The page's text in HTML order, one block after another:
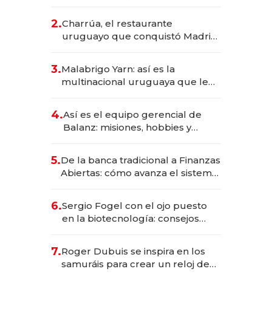
millones
2.Charrúa, el restaurante
uruguayo que conquistó Madrid:
anticipación y prepara apertura
3.Malabrigo Yarn: así es la
multinacional uruguaya que le
4.Así es el equipo gerencial de
Balanz: misiones, hobbies y
5.De la banca tradicional a Finanzas
Abiertas: cómo avanza el sistema
6.Sergio Fogel con el ojo puesto
en la biotecnología: consejos
rol de la IA
7.Roger Dubuis se inspira en los
samuráis para crear un reloj de